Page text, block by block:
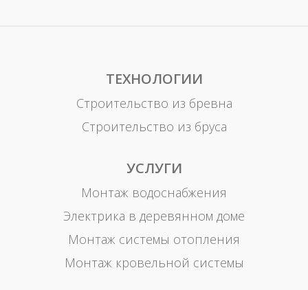
ТЕХНОЛОГИИ
Строительство из бревна
Строительство из бруса
УСЛУГИ
Монтаж водоснабжения
Электрика в деревянном доме
Монтаж системы отопления
Монтаж кровельной системы